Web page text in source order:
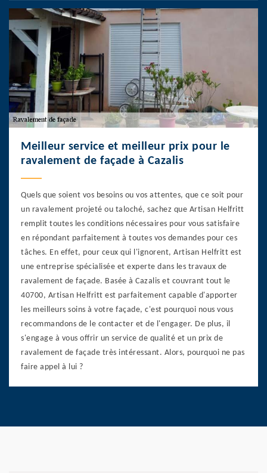
Meilleur service et meilleur prix pour le
ravalement de façade à Cazalis
Quels que soient vos besoins ou vos attentes, que ce soit pour
un ravalement projeté ou taloché, sachez que Artisan Helfritt
remplit toutes les conditions nécessaires pour vous satisfaire
en répondant parfaitement à toutes vos demandes pour ces
tâches. En effet, pour ceux qui l'ignorent, Artisan Helfritt est
une entreprise spécialisée et experte dans les travaux de
ravalement de façade. Basée à Cazalis et couvrant tout le
40700, Artisan Helfritt est parfaitement capable d'apporter
les meilleurs soins à votre façade, c'est pourquoi nous vous
recommandons de le contacter et de l'engager. De plus, il
s'engage à vous offrir un service de qualité et un prix de
ravalement de façade très intéressant. Alors, pourquoi ne pas
faire appel à lui ?